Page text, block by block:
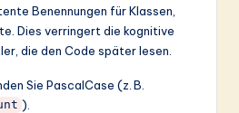
Benennungen für Klassen,
Dies verringert die kognitive
die den Code später lesen.
Sie PascalCase (z. B.
).